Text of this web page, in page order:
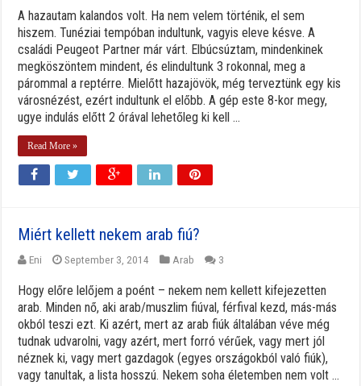
A hazautam kalandos volt. Ha nem velem történik, el sem
hiszem. Tunéziai tempóban indultunk, vagyis eleve késve. A
családi Peugeot Partner már várt. Elbúcsúztam, mindenkinek
megköszöntem mindent, és elindultunk 3 rokonnal, meg a
párommal a reptérre. Mielőtt hazajövök, még terveztünk egy kis
városnézést, ezért indultunk el előbb. A gép este 8-kor megy,
ugye indulás előtt 2 órával lehetőleg ki kell ...
Read More »
Miért kellett nekem arab fiú?
Eni September 3, 2014 Arab 3
Hogy előre lelőjem a poént – nekem nem kellett kifejezetten
arab. Minden nő, aki arab/muszlim fiúval, férfival kezd, más-más
okból teszi ezt. Ki azért, mert az arab fiúk általában véve még
tudnak udvarolni, vagy azért, mert forró vérűek, vagy mert jól
néznek ki, vagy mert gazdagok (egyes országokból való fiúk),
vagy tanultak, a lista hosszú. Nekem soha életemben nem volt ...